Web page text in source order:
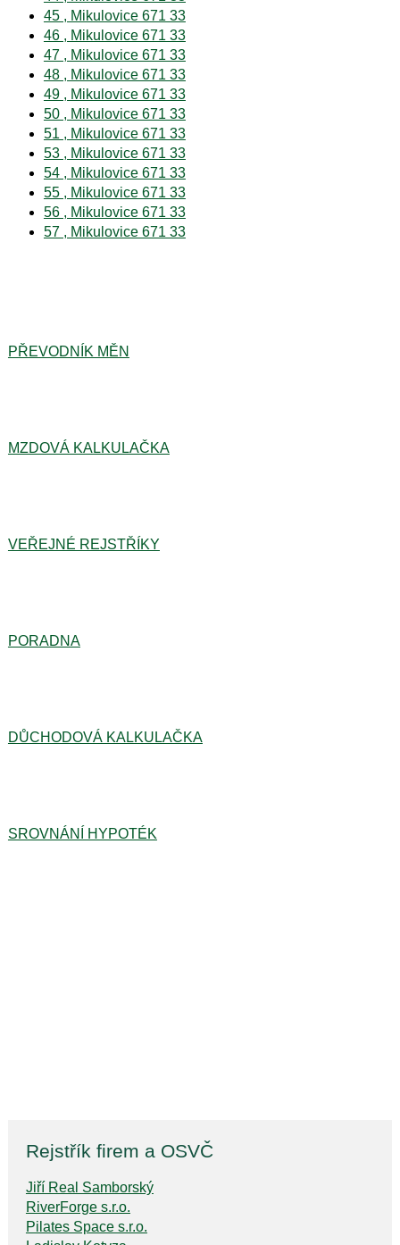
45 , Mikulovice 671 33
46 , Mikulovice 671 33
47 , Mikulovice 671 33
48 , Mikulovice 671 33
49 , Mikulovice 671 33
50 , Mikulovice 671 33
51 , Mikulovice 671 33
53 , Mikulovice 671 33
54 , Mikulovice 671 33
55 , Mikulovice 671 33
56 , Mikulovice 671 33
57 , Mikulovice 671 33
PŘEVODNÍK MĚN
MZDOVÁ KALKULAČKA
VEŘEJNÉ REJSTŘÍKY
PORADNA
DŮCHODOVÁ KALKULAČKA
SROVNÁNÍ HYPOTÉK
Rejstřík firem a OSVČ
Jiří Real Samborský
RiverForge s.r.o.
Pilates Space s.r.o.